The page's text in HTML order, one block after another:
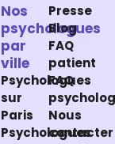
Nos
psychologues
par
ville
Psychologues
sur
Paris
Psychologues
Presse
Blog
FAQ
patient
FAQ
Nous
contacter